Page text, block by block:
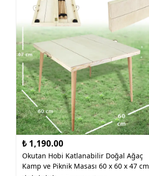
₺ 1,190.00
Okutan Hobi Katlanabilir Doğal Ağaç
Kamp ve Piknik Masası 60 x 60 x 47 cm